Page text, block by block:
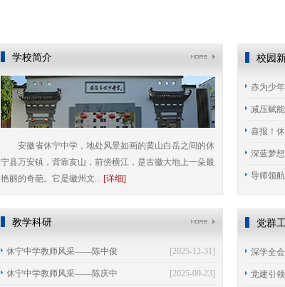
学校简介
安徽省休宁中学，地处风景如画的黄山白岳之间的休
宁县万安镇，背靠亥山，前傍横江，是古徽大地上一朵最
艳丽的奇葩。它是徽州文... [详细]
校园
赤为少
减压赋
喜报！
深蓝梦
导师领
教学科研
休宁中学教师风采——陈中俊 [2025-12-31]
休宁中学教师风采——陈庆中 [2025-09-23]
党群
深学全
党建引